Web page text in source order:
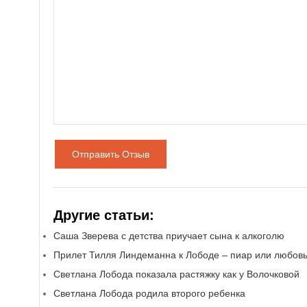
Отправить Отзыв
Другие статьи:
Саша Зверева с детства приучает сына к алкоголю
Прилет Тилля Линдеманна к Лободе – пиар или
Светлана Лобода показала растяжку как у Волочковой
Светлана Лобода родила второго ребенка